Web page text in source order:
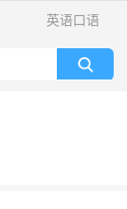
英语口语